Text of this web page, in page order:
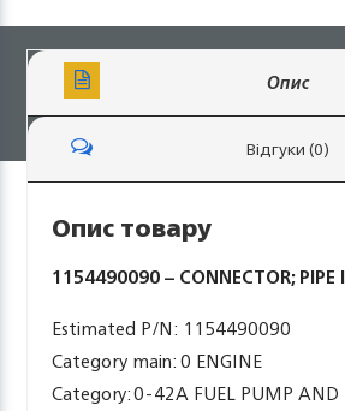
Опис
Відгуки (0)
Опис товару
1154490090 – CONNECTOR; PIPE
Estimated P/N: 1154490090
Category main: 0 ENGINE
Category: 0-42A FUEL PUMP AND